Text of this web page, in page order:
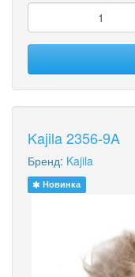
Kajila 2356-9A
Бренд: Kajila
Новинка